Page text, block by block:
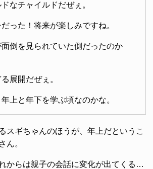
なチャイルドだぜぇ。
った！将来が楽しみですね。
面倒を見られていた側だったのか
展開だぜぇ。
上と年下を学ぶ頃なのかな。
スギちゃんのほうが、年上だというこ
ん。
からは親子の会話に変化が出てくる…